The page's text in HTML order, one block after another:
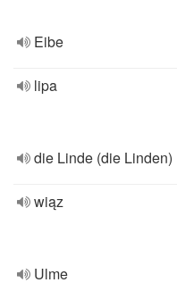
Eibe
lipa
die Linde (die Linden)
wiąz
Ulme